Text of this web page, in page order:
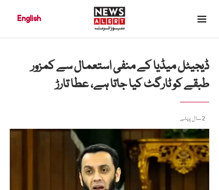
English
ڈیجیٹل میڈیا کے منفی استعمال سے کمزور
طبقے کو ٹارگٹ کیا جاتا ہے، عطا تارڑ
2 سال پہلے